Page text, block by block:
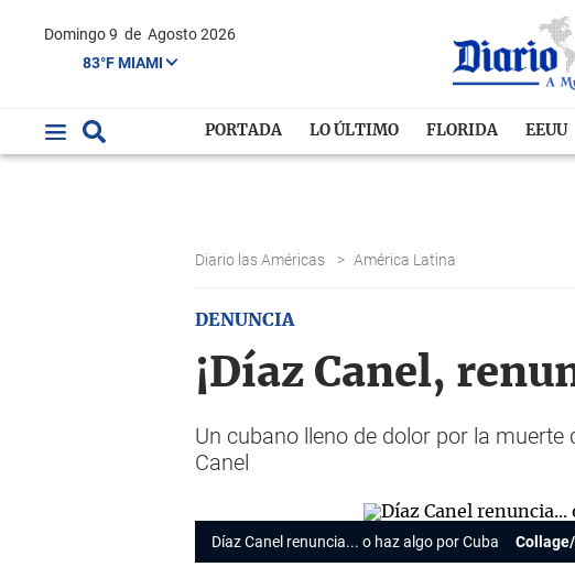
Domingo 9 de Agosto 2026
83°F MIAMI
PORTADA LO ÚLTIMO FLORIDA EEUU
Diario las Américas > América Latina
DENUNCIA
¡Díaz Canel,
Un cubano lleno de dolor por la
Canel
Díaz Canel renuncia... o haz algo por Cuba